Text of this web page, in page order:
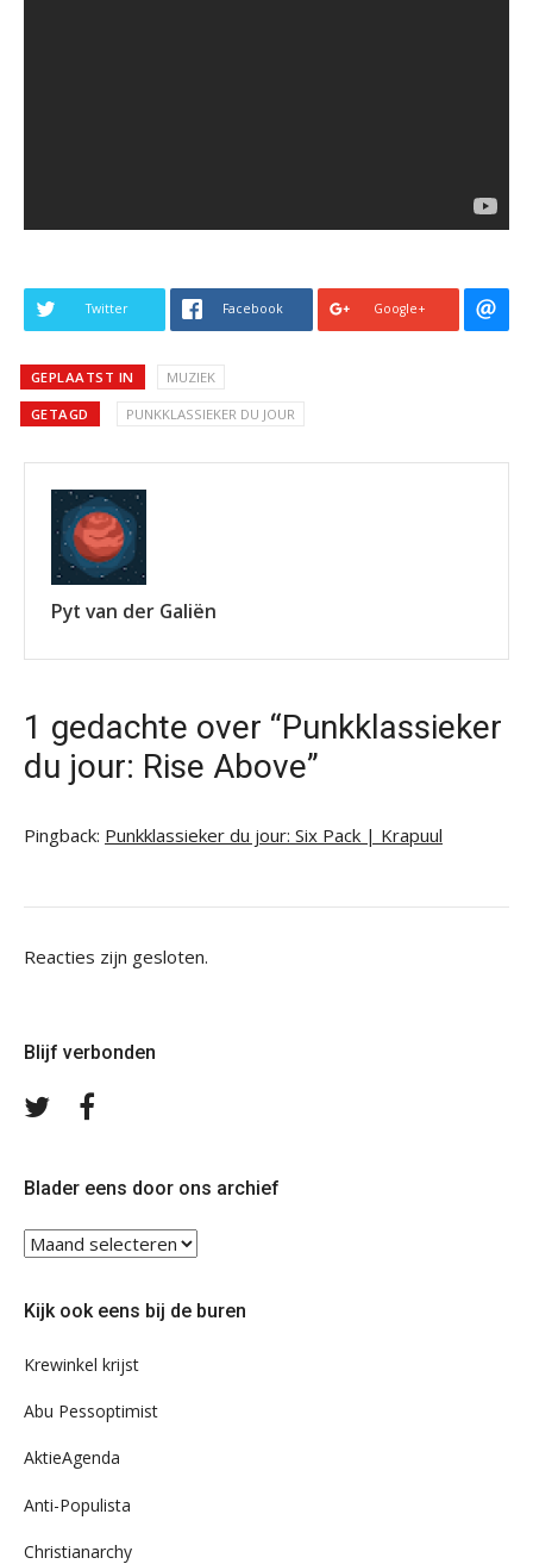
Twitter Facebook Google+
GEPLAATST IN MUZIEK
GETAGD PUNKKLASSIEKER DU JOUR
Pyt van der Galiën
1 gedachte over “Punkklassieker
du jour: Rise Above”
Pingback: Punkklassieker du jour: Six Pack | Krapuul
Reacties zijn gesloten.
Blijf verbonden
Volg
Blader eens door ons archief
Blader
eens
ons
Kijk ook eens bij de buren
Krewinkel krijst
Abu Pessoptimist
AktieAgenda
Anti-Populista
Christianarchy